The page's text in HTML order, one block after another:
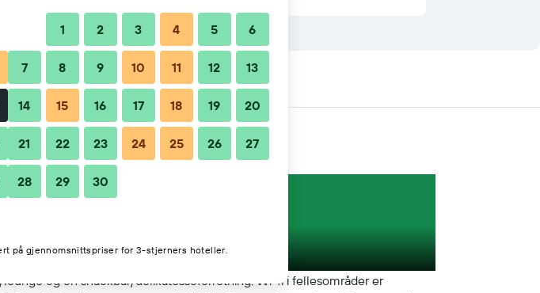
i nærheten
og en snackbar/delikatesseforretning. Wi-fi i fellesområder er
1 2 3 4 5 6
7 8 9 10 11 12 13
14 15 16 17 18 19 20
21 22 23 24 25 26 27
28 29 30
på gjennomsnittspriser for 3-stjerners hoteller.